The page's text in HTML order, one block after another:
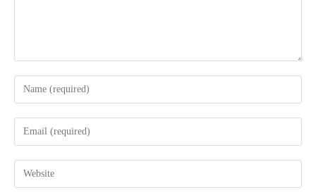
Enter
your
name
comment
Enter
your
email
address
Enter
your